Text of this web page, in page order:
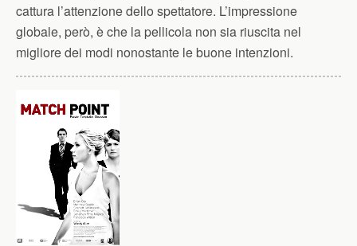
cattura l’attenzione dello spettatore. L’impressione
globale, però, è che la pellicola non sia riuscita nel
migliore dei modi nonostante le buone intenzioni.